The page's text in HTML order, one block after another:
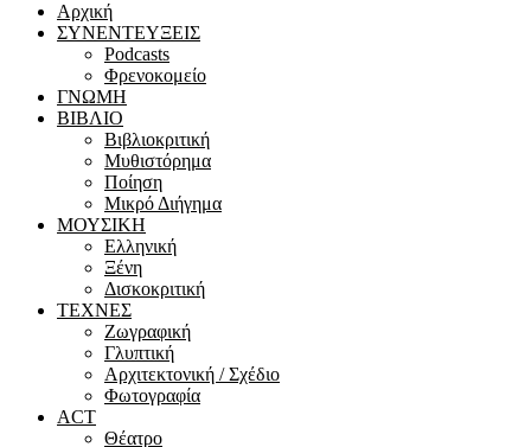
Αρχική
ΣΥΝΕΝΤΕΥΞΕΙΣ
Podcasts
Φρενοκομείο
ΓΝΩΜΗ
ΒΙΒΛΙΟ
Βιβλιοκριτική
Μυθιστόρημα
Ποίηση
Μικρό Διήγημα
ΜΟΥΣΙΚΗ
Ελληνική
Ξένη
Δισκοκριτική
ΤΕΧΝΕΣ
Ζωγραφική
Γλυπτική
Αρχιτεκτονική / Σχέδιο
Φωτογραφία
ACT
Θέατρο